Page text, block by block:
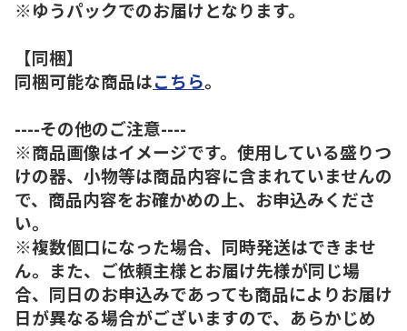
※ゆうパックでのお届けとなります。
【同梱】
同梱可能な商品はこちら。
----その他のご注意----
※商品画像はイメージです。使用している盛りつ
けの器、小物等は商品内容に含まれていませんの
で、商品内容をお確かめの上、お申込みくださ
い。
※複数個口になった場合、同時発送はできませ
ん。また、ご依頼主様とお届け先様が同じ場
合、同日のお申込みであっても商品によりお届け
日が異なる場合がございますので、あらかじめ